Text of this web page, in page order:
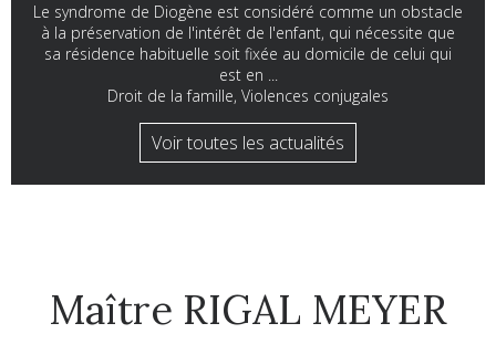
Le syndrome de Diogène est considéré comme un obstacle
à la préservation de l'intérêt de l'enfant, qui nécessite que
sa résidence habituelle soit fixée au domicile de celui qui
est en ...
Droit de la famille, Violences conjugales
Voir toutes les actualités
Maître RIGAL MEYER